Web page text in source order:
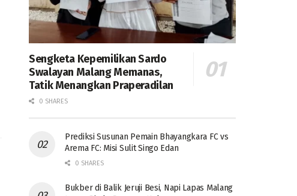
Sengketa Kepemilikan Sardo
Swalayan Malang Memanas,
Tatik Menangkan Praperadilan
0 SHARES
Prediksi Susunan Pemain Bhayangkara FC vs
Arema FC: Misi Sulit Singo Edan
0 SHARES
Bukber di Balik Jeruji Besi, Napi Lapas Malang